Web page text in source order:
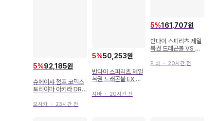
5%92,185원
슈에이샤 점프 코믹스
토리야마 아키라 DRA
재판
오사카 ・ 23시간 전
5%50,253원
반다이 스피리츠 제일
복권 드래곤볼 EX 구
DRAGON ARCHIV
지바・ 20시간 전
5%161,707원
반다이 스피리츠 제일
복권 드래곤볼 VS 옴
카로트 MASTERLIS
지바 ・ 20시간 전